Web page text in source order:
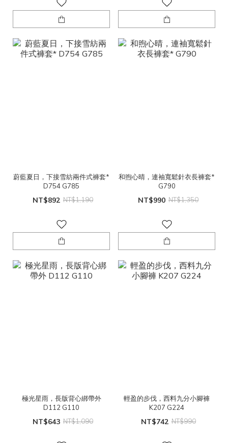
蔚藍夏日，下接雪紡兩件式褲套*
D754 G785
NT$892 NT$1,190
和煦心晴，連袖寬鬆針衣長褲套*
G790
NT$990 NT$1,350
極光星雨，長版背心綁帶外
D112 G110
NT$643 NT$1,090
輕盈的步伐，西料九分小腳褲
K207 G224
NT$742 NT$990